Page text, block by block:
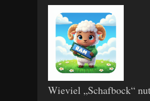
Wieviel „Schafbock“